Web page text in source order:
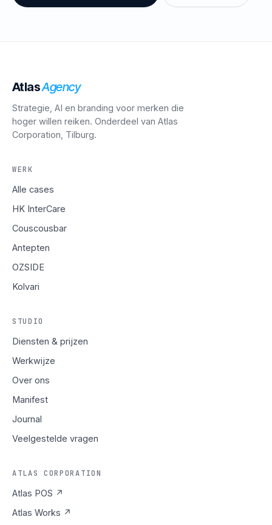
AtlasAgency
Strategie, AI en branding voor merken die
hoger willen reiken. Onderdeel van Atlas
Corporation, Tilburg.
WERK
Alle cases
HK InterCare
Couscousbar
Antepten
OZSIDE
Kolvari
STUDIO
Diensten & prijzen
Werkwijze
Over ons
Manifest
Journal
Veelgestelde vragen
ATLAS CORPORATION
Atlas POS ↗
Atlas Works ↗